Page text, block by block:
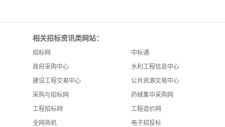
相关招标资讯类网站：
招标网
中标通
政府采购中心
水利工程信息中心
建设工程交易中心
公共资源交易中心
采购与招标网
药械集中采购网
工程招标网
工程造价网
全网商机
电子招投标